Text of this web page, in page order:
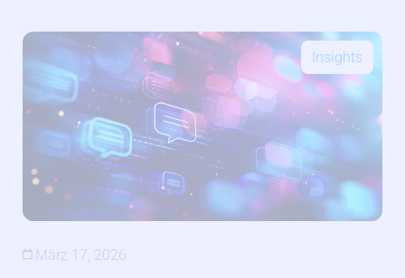
Insights
März 17, 2026